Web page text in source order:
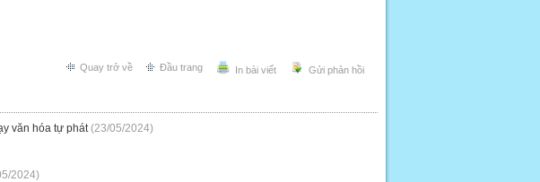
Gửi phản hồi
In bài viết
Đầu trang
Quay trở về
văn hóa tự phát(23/05/2024)
2024)